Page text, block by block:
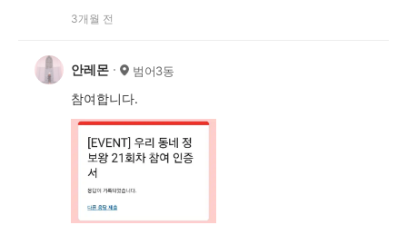
3개월 전
안레몬 범어3동
참여합니다.